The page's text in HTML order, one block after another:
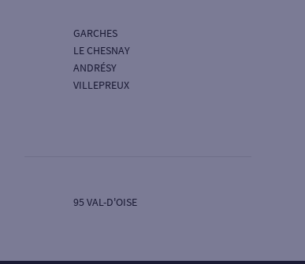
GARCHES
LE CHESNAY
ANDRÉSY
VILLEPREUX
95 VAL-D'OISE